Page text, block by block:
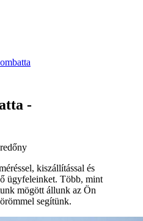
-
kiszállítással és
ügyfeleinket. Több, mint
mögött állunk az Ön
segítünk.